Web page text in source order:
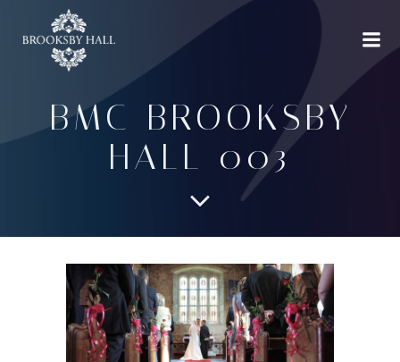
to
BMC BROOKSBY
HALL 003